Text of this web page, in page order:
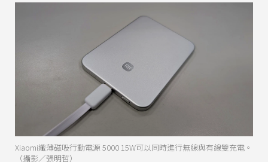
Xiaomi纖薄磁吸行動電源 5000 15W可以同時進行無線與有線雙充電。
（攝影／張明哲）